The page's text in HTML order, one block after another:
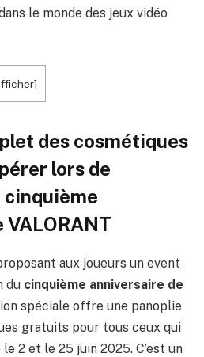
le monde des jeux vidéo
]
des cosmétiques
lors de
cinquième
aux joueurs un event
du cinquième anniversaire de
spéciale offre une panoplie
gratuits pour tous ceux qui
2 et le 25 juin 2025. C’est un